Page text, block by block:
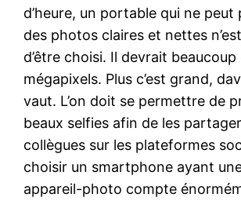
d’heure, un portable qui ne peut
des photos claires et nettes
d’être choisi. Il devrait beaucoup
mégapixels. Plus c’est grand,
vaut. L’on doit se permettre de
beaux selfies afin de les
collègues sur les plateformes
choisir un smartphone ayant
appareil-photo compte